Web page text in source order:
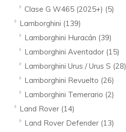
Clase G W465 (2025+) (5)
Lamborghini (139)
Lamborghini Huracán (39)
Lamborghini Aventador (15)
Lamborghini Urus / Urus S (28)
Lamborghini Revuelto (26)
Lamborghini Temerario (2)
Land Rover (14)
Land Rover Defender (13)